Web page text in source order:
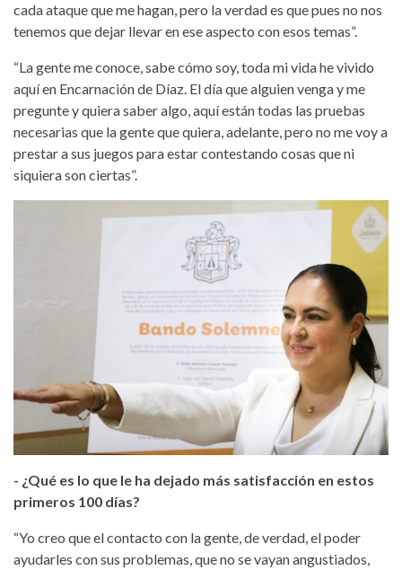
cada ataque que me hagan, pero la verdad es que pues no nos
tenemos que dejar llevar en ese aspecto con esos temas”.
“La gente me conoce, sabe cómo soy, toda mi vida he vivido
aquí en Encarnación de Díaz. El día que alguien venga y me
pregunte y quiera saber algo, aquí están todas las pruebas
necesarias que la gente que quiera, adelante, pero no me voy a
prestar a sus juegos para estar contestando cosas que ni
siquiera son ciertas”.
- ¿Qué es lo que le ha dejado más satisfacción en estos
primeros 100 días?
“Yo creo que el contacto con la gente, de verdad, el poder
ayudarles con sus problemas, que no se vayan angustiados,